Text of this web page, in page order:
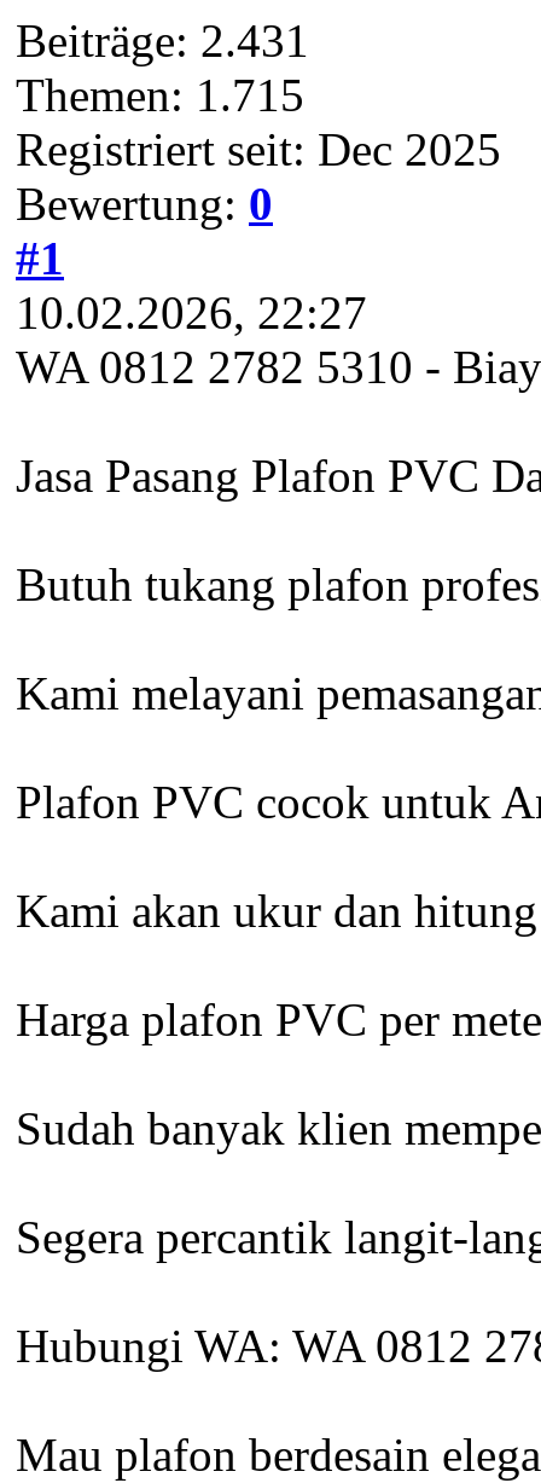
Beiträge: 2.431
Themen: 1.715
Registriert seit: Dec 2025
Bewertung: 0
#1
10.02.2026, 22:27
WA 0812 2782 5310 -
Jasa Pasang Plafon PVC
Butuh tukang plafon
Kami melayani
Plafon PVC cocok untuk
Kami akan ukur dan
Harga plafon PVC per
Sudah banyak klien
Segera percantik langit-
Hubungi WA: WA 0812
Mau plafon berdesain